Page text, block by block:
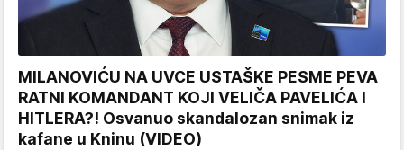
MILANOVIĆU NA UVCE USTAŠKE PESME PEVA
RATNI KOMANDANT KOJI VELIČA PAVELIĆA I
HITLERA?! Osvanuo skandalozan snimak iz
kafane u Kninu (VIDEO)